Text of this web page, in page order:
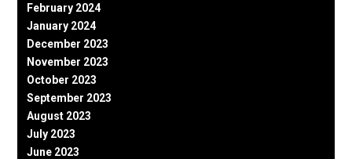
February 2024
January 2024
December 2023
November 2023
October 2023
September 2023
August 2023
July 2023
June 2023